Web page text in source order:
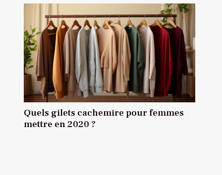
Quels gilets cachemire pour femmes
mettre en 2020 ?